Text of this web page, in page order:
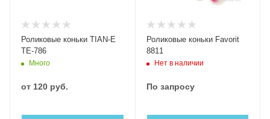
Роликовые коньки TIAN-E
TE-786
Много
от 120 руб.
Роликовые коньки Favorit
8811
Нет в наличии
По запросу